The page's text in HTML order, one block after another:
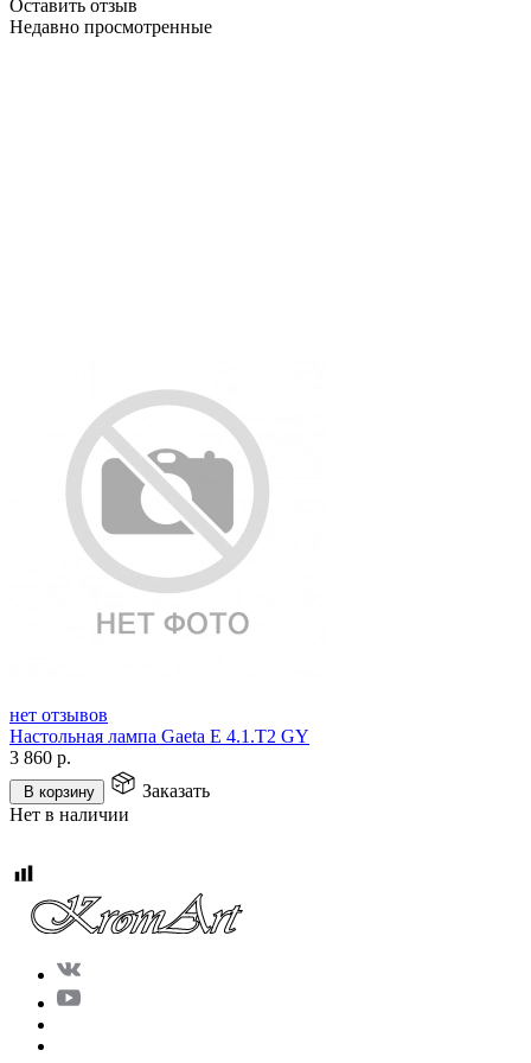
Оставить отзыв
Недавно просмотренные
нет отзывов
Настольная лампа Gaeta E 4.1.T2 GY
3 860 р.
В корзину
Заказать
Нет в наличии